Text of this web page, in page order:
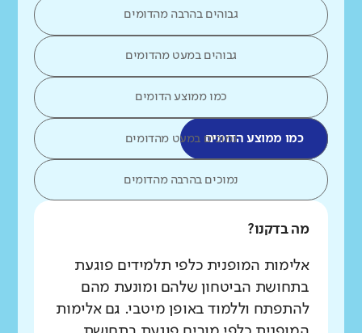
גבוהים בהרבה מהדומים
גבוהים במעט מהדומים
כמו ממוצע הדומים
כמו ממוצע הדומיםנמוכים במעט מהדומים
נמוכים בהרבה מהדומים
מה בדקנו?
אלימות המופנית כלפי תלמידים פוגעת
בתחושת הביטחון שלהם ומונעת מהם
להתפתח וללמוד באופן מיטבי. גם אלימות